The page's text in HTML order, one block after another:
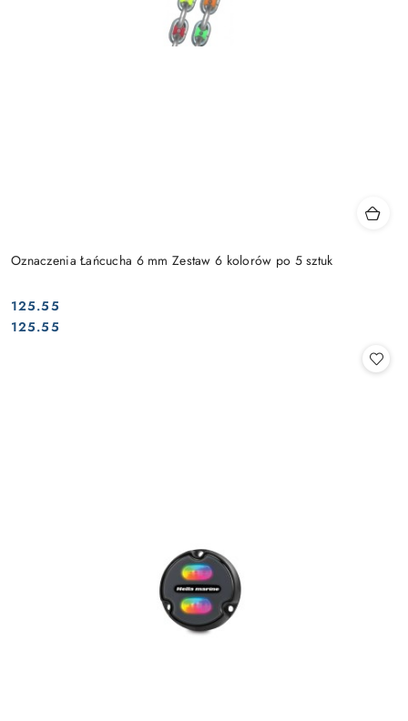
Oznaczenia Łańcucha 6 mm Zestaw 6 kolorów po 5 sztuk
Cena:
125.55
Cena:
125.55